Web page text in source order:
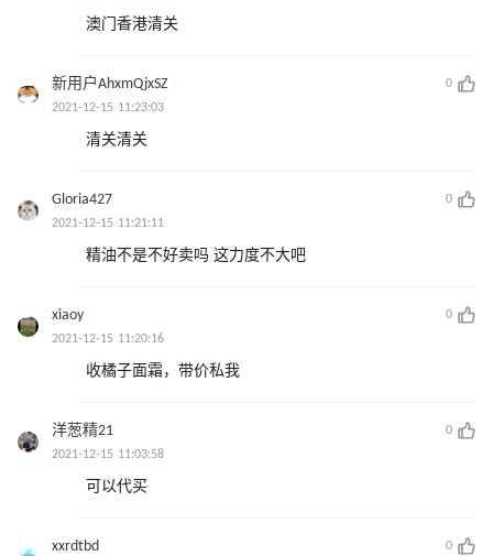
澳门香港清关
新用户AhxmQjxSZ
0
2021-12-15 11:23:03
清关清关
Gloria427
0
2021-12-15 11:21:11
精油不是不好卖吗 这力度不大吧
xiaoy
0
2021-12-15 11:20:16
收橘子面霜，带价私我
洋葱精21
0
2021-12-15 11:03:58
可以代买
xxrdtbd
0